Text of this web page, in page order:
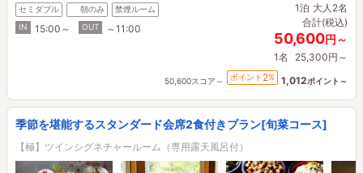
セミダブル 朝のみ
禁煙ルーム
IN
15:00～ OUT ～11:00
1泊 大人2名
合計(税込)
50,600円～
1名 25,300円～
50,600スコア～ ポイント 2% 1,012ポイント～
季節を堪能するスタンダード会席2食付きプラン[旬菜コース]
【極】ツインシグネチャールーム（専用露天風呂付）